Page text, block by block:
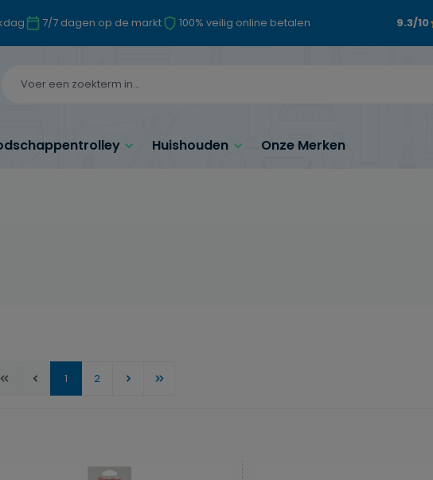
7/7 dagen op de markt 100% veilig online betalen 9.3/10
Huishouden Onze Merken
Pagina
1 Pagina
2